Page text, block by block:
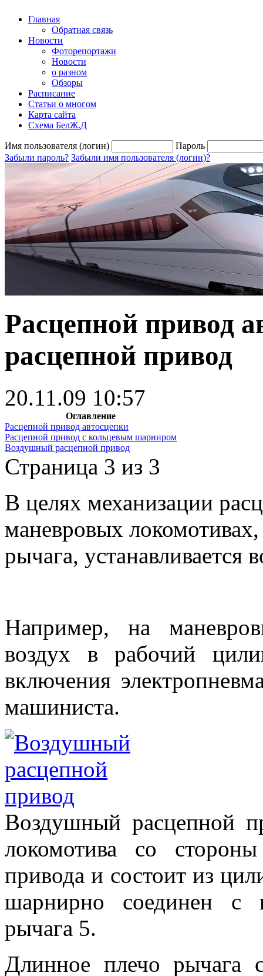
Главная
Обратная связь
Новости
Фоторепортажи
Новости
о разном
Обзоры
Расписание
Статьи о многом
Карта сайта
Схема БелЖ.Д
Имя пользователя (логин)
Пароль
Забыли пароль? Забыли имя пользователя (логин)?
Расцепной привод
расцепной привод
20.11.09 10:57
Оглавление
Расцепной привод автосцепки
Расцепной привод с кольцевым шарниром
Воздушный расцепной привод
Страница 3 из 3
В целях механизации
маневровых
рычага,
Например, на
воздух в рабочий
включения
машиниста.
Воздушный расцепной
локомотива со
привода и состоит из
шарнирно соединен с
рычага 5.
Длинное плечо рычага